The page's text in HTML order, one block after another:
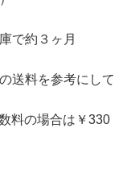
で約３ヶ月
送料を参考にして
料の場合は￥330